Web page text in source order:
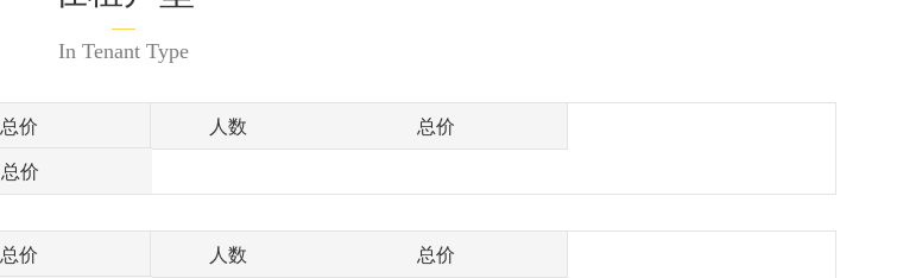
In Tenant Type
总价 人数 总价
总价
总价 人数 总价